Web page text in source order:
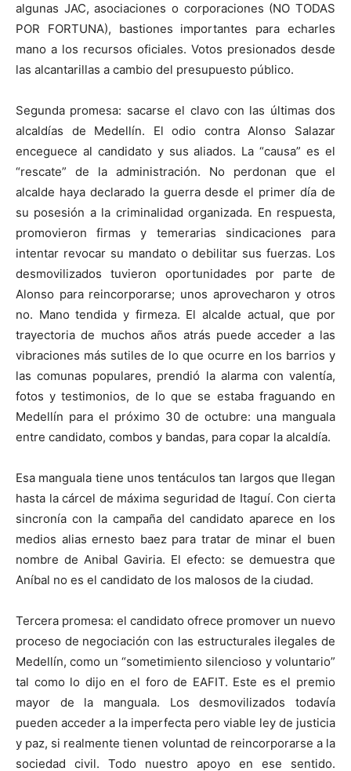
algunas JAC, asociaciones o corporaciones (NO TODAS
POR FORTUNA), bastiones importantes para echarles
mano a los recursos oficiales. Votos presionados desde
las alcantarillas a cambio del presupuesto público.
Segunda promesa: sacarse el clavo con las últimas dos
alcaldías de Medellín. El odio contra Alonso Salazar
enceguece al candidato y sus aliados. La “causa” es el
“rescate” de la administración. No perdonan que el
alcalde haya declarado la guerra desde el primer día de
su posesión a la criminalidad organizada. En respuesta,
promovieron firmas y temerarias sindicaciones para
intentar revocar su mandato o debilitar sus fuerzas. Los
desmovilizados tuvieron oportunidades por parte de
Alonso para reincorporarse; unos aprovecharon y otros
no. Mano tendida y firmeza. El alcalde actual, que por
trayectoria de muchos años atrás puede acceder a las
vibraciones más sutiles de lo que ocurre en los barrios y
las comunas populares, prendió la alarma con valentía,
fotos y testimonios, de lo que se estaba fraguando en
Medellín para el próximo 30 de octubre: una manguala
entre candidato, combos y bandas, para copar la alcaldía.
Esa manguala tiene unos tentáculos tan largos que llegan
hasta la cárcel de máxima seguridad de Itaguí. Con cierta
sincronía con la campaña del candidato aparece en los
medios alias ernesto baez para tratar de minar el buen
nombre de Anibal Gaviria. El efecto: se demuestra que
Aníbal no es el candidato de los malosos de la ciudad.
Tercera promesa: el candidato ofrece promover un nuevo
proceso de negociación con las estructurales ilegales de
Medellín, como un “sometimiento silencioso y voluntario”
tal como lo dijo en el foro de EAFIT. Este es el premio
mayor de la manguala. Los desmovilizados todavía
pueden acceder a la imperfecta pero viable ley de justicia
y paz, si realmente tienen voluntad de reincorporarse a la
sociedad civil. Todo nuestro apoyo en ese sentido.